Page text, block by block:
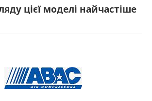
цієї моделі найчастіше